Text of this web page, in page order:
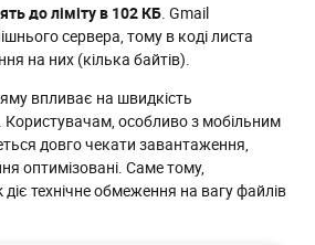
до ліміту в 102 КБ . Gmail
сервера, тому в коді листа
на них (кілька байтів).
впливає на швидкість
особливо з мобільним
довго чекати завантаження,
оптимізовані. Саме тому,
технічне обмеження на вагу файлів